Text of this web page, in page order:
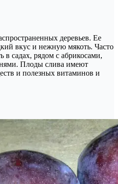
деревьев. Ее
вкус и нежную мякоть. Часто
в садах, рядом с абрикосами,
Плоды слива имеют
и полезных витаминов и